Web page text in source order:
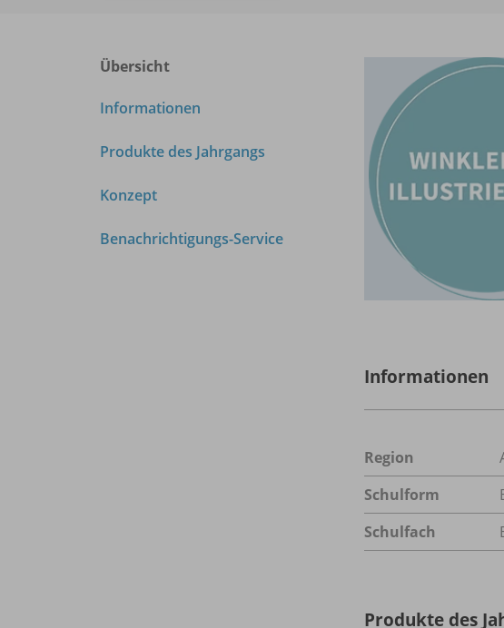
Übersicht
Informationen
Produkte des Jahrgangs
Konzept
Benachrichtigungs-Service
Informationen
Region
Schulform
Schulfach
Produkte des